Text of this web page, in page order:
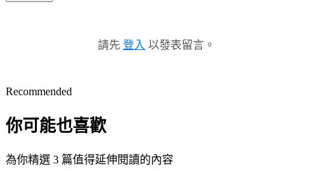
請先 登入 以發表留言。
Recommended
你可能也喜歡
為你精選 3 篇值得延伸閱讀的內容